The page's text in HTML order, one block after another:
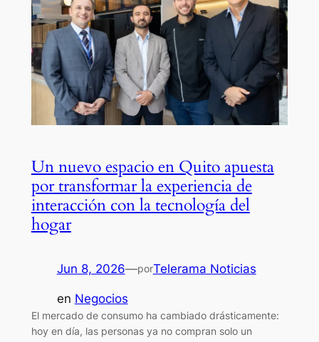
Un nuevo espacio en Quito apuesta
por transformar la experiencia de
interacción con la tecnología del
hogar
Jun 8, 2026—porTelerama Noticias
en Negocios
El mercado de consumo ha cambiado drásticamente:
hoy en día, las personas ya no compran solo un